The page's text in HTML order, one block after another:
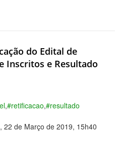
do Edital de
Inscritos e Resultado
,#retificacao,#resultado
22 de Março de 2019, 15h40